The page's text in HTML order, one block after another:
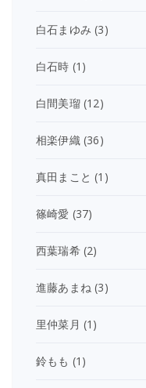
白石まゆみ (3)
白石時 (1)
白間美瑠(12)
相楽伊織(36)
真田まこと (1)
篠崎愛 (37)
西葉瑞希(2)
進藤あまね (3)
里仲菜月 (1)
鈴もも (1)